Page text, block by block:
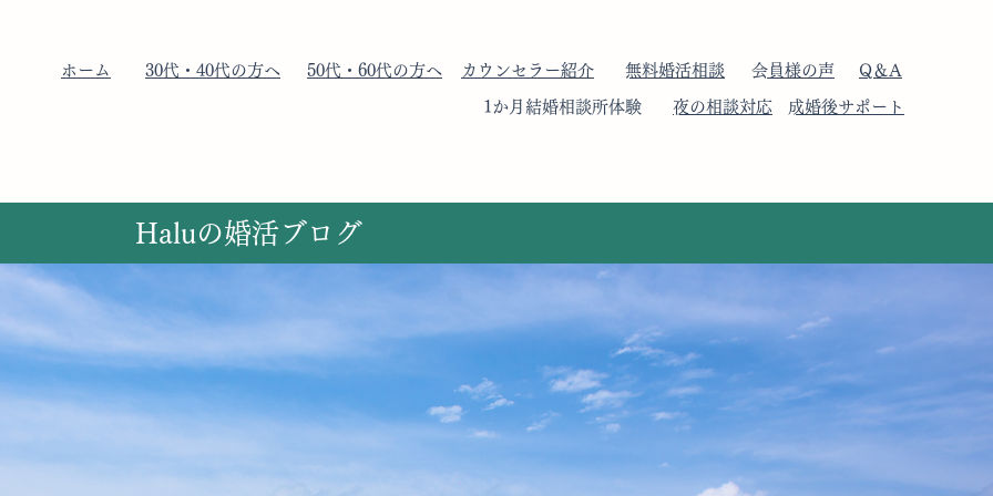
​ホーム ​30代・40代の方へ ​50代・60代の方へ ​カウンセラー紹介
​1か月結婚相談所体験
​会員様の声 ​Q＆A
​夜の相談対応 ​成婚後サポート
​無料婚活相談
​Haluの婚活ブログ